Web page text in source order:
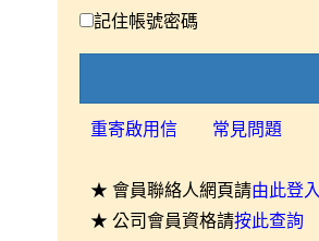
記住帳號密碼
重寄啟用信 常見問題
★ 會員聯絡人網頁請由此登入
★ 公司會員資格請按此查詢